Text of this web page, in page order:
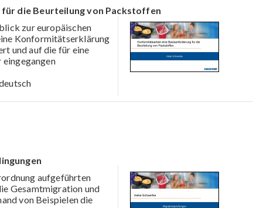
die Beurteilung von Packstoffen
zur europäischen
Konformitätserklärung
und auf die für eine
aufgeführten
Gesamtmigration und
von Beispielen die